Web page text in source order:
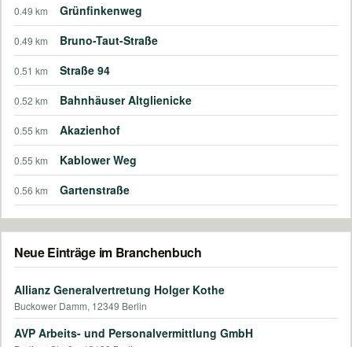
0.49 km Grünfinkenweg
0.49 km Bruno-Taut-Straße
0.51 km Straße 94
0.52 km Bahnhäuser Altglienicke
0.55 km Akazienhof
0.55 km Kablower Weg
0.56 km Gartenstraße
Neue Einträge im Branchenbuch
Allianz Generalvertretung Holger Kothe
Buckower Damm, 12349 Berlin
AVP Arbeits- und Personalvermittlung GmbH